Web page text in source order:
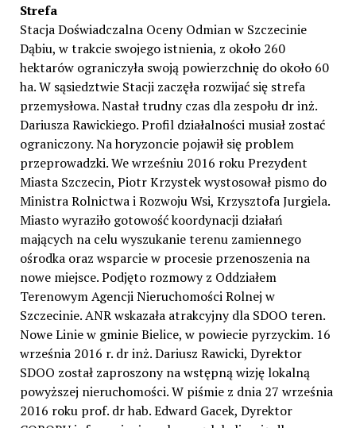
Strefa
Stacja Doświadczalna Oceny Odmian w Szczecinie
Dąbiu, w trakcie swojego istnienia, z około 260
hektarów ograniczyła swoją powierzchnię do około 60
ha. W sąsiedztwie Stacji zaczęła rozwijać się strefa
przemysłowa. Nastał trudny czas dla zespołu dr inż.
Dariusza Rawickiego. Profil działalności musiał zostać
ograniczony. Na horyzoncie pojawił się problem
przeprowadzki. We wrześniu 2016 roku Prezydent
Miasta Szczecin, Piotr Krzystek wystosował pismo do
Ministra Rolnictwa i Rozwoju Wsi, Krzysztofa Jurgiela.
Miasto wyraziło gotowość koordynacji działań
mających na celu wyszukanie terenu zamiennego
ośrodka oraz wsparcie w procesie przenoszenia na
nowe miejsce. Podjęto rozmowy z Oddziałem
Terenowym Agencji Nieruchomości Rolnej w
Szczecinie. ANR wskazała atrakcyjny dla SDOO teren.
Nowe Linie w gminie Bielice, w powiecie pyrzyckim. 16
września 2016 r. dr inż. Dariusz Rawicki, Dyrektor
SDOO został zaproszony na wstępną wizję lokalną
powyższej nieruchomości. W piśmie z dnia 27 września
2016 roku prof. dr hab. Edward Gacek, Dyrektor